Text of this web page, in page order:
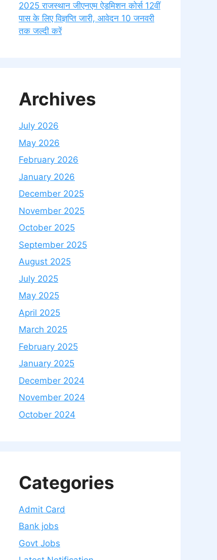
2025 राजस्थान जीएनएम ऐडमिशन कोर्स 12वीं
पास के लिए विज्ञप्ति जारी, आवेदन 10 जनवरी
तक जल्दी करें
Archives
July 2026
May 2026
February 2026
January 2026
December 2025
November 2025
October 2025
September 2025
August 2025
July 2025
May 2025
April 2025
March 2025
February 2025
January 2025
December 2024
November 2024
October 2024
Categories
Admit Card
Bank jobs
Govt Jobs